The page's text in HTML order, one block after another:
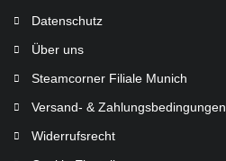
Datenschutz
Über uns
Steamcorner Filiale Munich
Versand- & Zahlungsbedingungen
Widerrufsrecht